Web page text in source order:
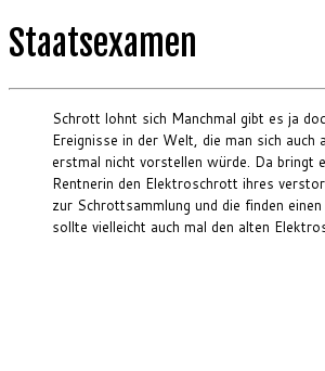
Staatsexamen
Schrott lohnt sich Manchmal gibt es ja
Ereignisse in der Welt, die man sich auch
erstmal nicht vorstellen würde. Da bringt
Rentnerin den Elektroschrott ihres
zur Schrottsammlung und die finden
sollte vielleicht auch mal den alten